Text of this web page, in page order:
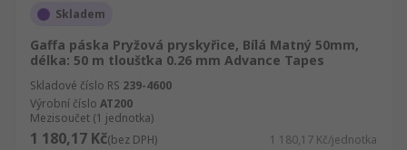
Skladem
Gaffa páska Pryžová pryskyřice, Bílá Matný 50mm,
délka: 50 m tloušťka 0.26 mm Advance Tapes
Skladové číslo RS 239-4600
Výrobní číslo AT200
Mezisoučet (1 jednotka)
1 180,17 Kč(bez DPH) 1 180,17 Kč/jednotka